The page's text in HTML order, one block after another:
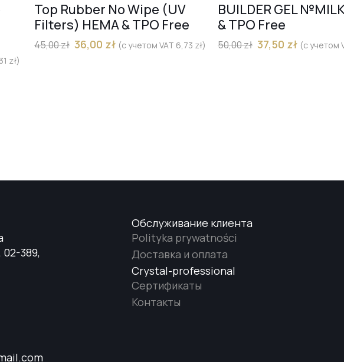
zł)
Top Rubber No Wipe (UV
Filters) HEMA & TPO Free
45,00zł 36,00 zł (с учетом VAT 6,73 zł)
BUILDER GEL
& TPO Free
50,00zł 37,50 zł (с учетом
389,
Обслуживание клиента
Polityka prywatności
Доставка и оплата
Crystal-professional
Сертификаты
Контакты